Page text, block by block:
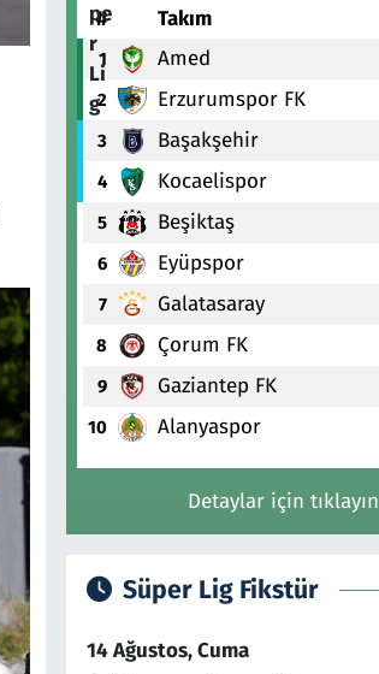
# Takım
1 Amed
2 Erzurumspor FK
3 Başakşehir
4 Kocaelispor
5 Beşiktaş
6 Eyüpspor
7 Galatasaray
8 Çorum FK
9 Gaziantep FK
10 Alanyaspor
Detaylar için tıklayın
Süper Lig Fikstür
14 Ağustos, Cuma